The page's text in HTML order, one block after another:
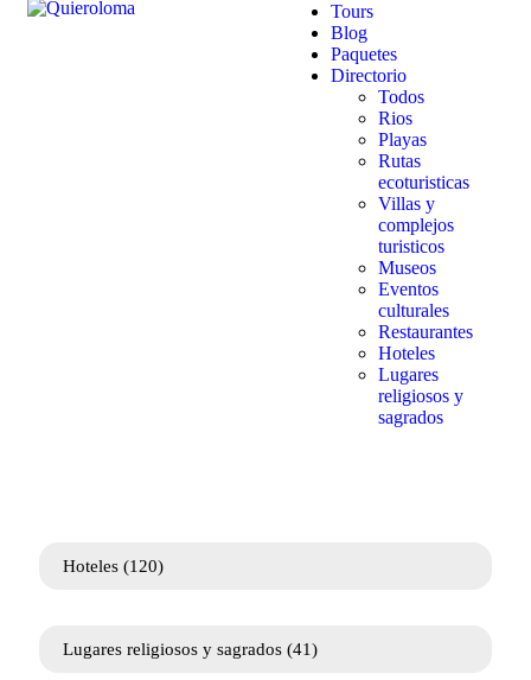
Tours
Blog
Paquetes
Directorio
Todos
Rios
Playas
Rutas
ecoturisticas
Villas y
complejos
turisticos
Museos
Eventos
culturales
Restaurantes
Hoteles
Lugares
religiosos y
sagrados
Hoteles (120)
Lugares religiosos y sagrados (41)